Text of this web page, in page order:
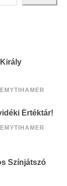
Értéktár!
Színjátszó